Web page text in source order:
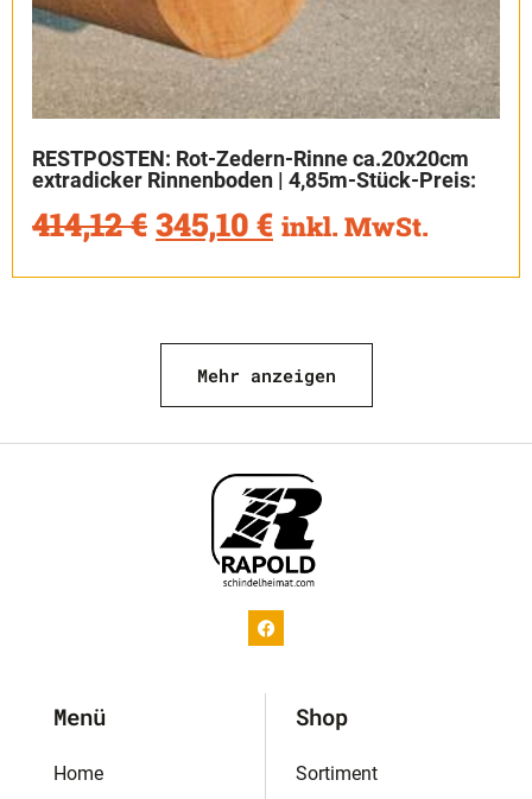
RESTPOSTEN: Rot-Zedern-Rinne ca.20x20cm
extradicker Rinnenboden | 4,85m-Stück-Preis:
414,12€ 345,10 € inkl. MwSt.
Mehr anzeigen
Menü
Home
Shop
Sortiment